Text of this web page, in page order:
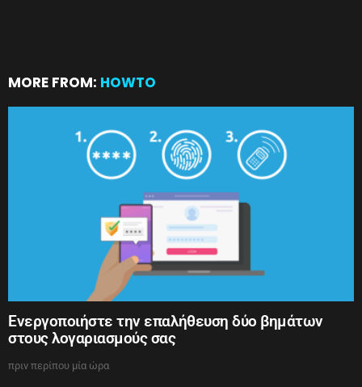
MORE FROM: HOWTO
Ενεργοποιήστε την επαλήθευση δύο βημάτων
στους λογαριασμούς σας
πριν περίπου μία ώρα